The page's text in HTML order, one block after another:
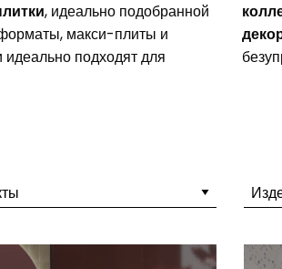
, идеально подобранной
макси-плиты и
подходят для